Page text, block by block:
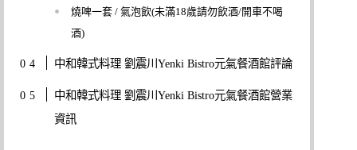
燒啤一套 / 氣泡飲(未滿18歲請勿飲酒/開車不喝
酒)
中和韓式料理 劉震川Yenki Bistro元氣餐酒館評論
中和韓式料理 劉震川Yenki Bistro元氣餐酒館營業
資訊